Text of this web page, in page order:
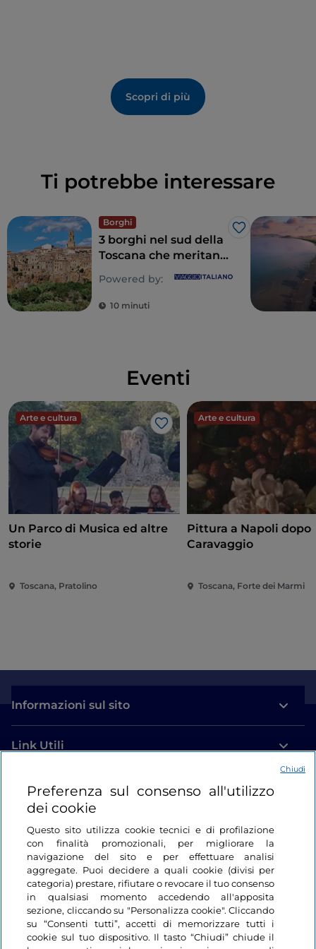
Scopri di più
Ti potrebbe interessare
Borghi
Like
3 borghi nel sud della
Toscana che meritano
di essere visitati
Powered by:
10 minuti
Eventi
Arte e cultura
Like
Un Parco di Musica ed altre
storie
Toscana, Pratolino
Arte e cultura
Pittura a Napoli dopo
Caravaggio
Toscana, Forte dei Marmi
Informazioni sul sito
Link Utili
Login
Restiamo in contatto
Preferenza sul consenso all'utilizzo
dei cookie
Questo sito utilizza cookie tecnici e di profilazione
con finalità promozionali, per migliorare la
navigazione del sito e per effettuare analisi
aggregate. Puoi decidere a quali cookie (divisi per
categoria) prestare, rifiutare o revocare il tuo consenso
in qualsiasi momento accedendo all'apposita
sezione, cliccando su "Personalizza cookie". Cliccando
su “Consenti tutti”, accetti di memorizzare tutti i
cookie sul tuo dispositivo. Il tasto “Chiudi” chiude il
Chiudi